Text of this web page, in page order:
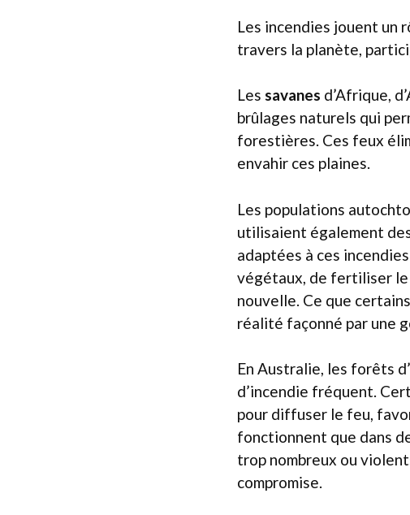
Les incendies jouent un
travers la planète,
Les savanes d’Afrique,
brûlages naturels qui
forestières. Ces feux
envahir ces plaines.
Les populations
utilisaient également
adaptées à ces
végétaux, de fertiliser le
nouvelle. Ce que
réalité façonné par une
En Australie, les forêts
d’incendie fréquent.
pour diffuser le feu,
fonctionnent que dans
trop nombreux ou
compromise.